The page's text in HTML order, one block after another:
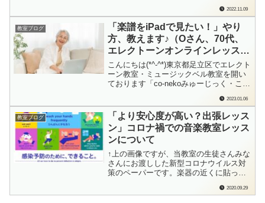
す。「先生、これすごく分かりやすい
の！Bから練習すれば…って、すぐに目
がここに行くの！」Yさん、大喜び！！
ついに目標曲「旅立ちの日に」に取り...
2022.11.09
教室ブログ
「楽譜をiPadで見たい！」やり
方、教えます♪（Oさん、70代、
エレクトーンオンラインレッス
ン）
こんにちは(*^-^*)東京都足立区でエレクト
ーン教室・ミュージックベル教室を開い
ております「co-nekoみゅーじっく・こね
す。昨年末、Oさんがオンラインレッス
ンの最後におっしゃったのです。「先生
がやっていらっしゃるみたいに、iPadで
楽譜を見られるようになってみ...
2023.01.06
教室ブログ
「より安心度が高い？出張レッス
ン」コロナ禍での音楽教室レッス
ンについて
↑上の画像ですが、当教室の生徒さんみな
さんにお渡しした新型コロナウイルス対
策のペーパーです。楽器の近くに貼った
「どうぞご自由に使ってくださいね！」
2020.09.29